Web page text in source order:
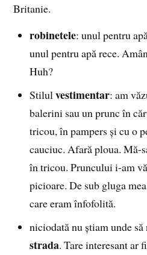
Britanie.
robinetele: unul pentru
unul pentru apă rece.
Huh?
Stilulvestimentar: am
balerini sau un prunc în
tricou, în pampers şi cu o
cauciuc. Afară ploua. Mă-
în tricou. Pruncului i-am
picioare. De sub gluga
care eram înfofolită.
niciodată nu ştiam unde
strada. Tare interesant ar